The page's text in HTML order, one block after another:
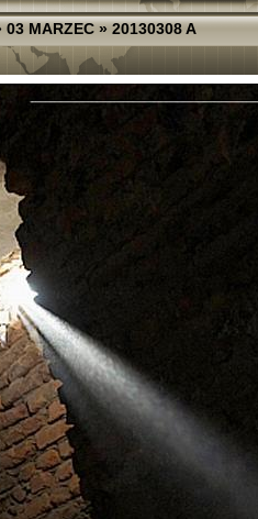
03 MARZEC»20130308 A